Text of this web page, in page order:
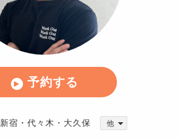
予約する
新宿・代々木・大久保 他